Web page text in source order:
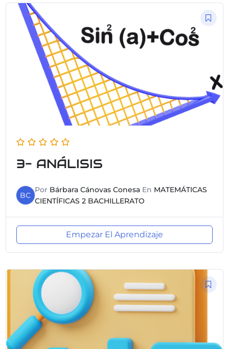
3- ANÁLISIS
BC
Por Bárbara Cánovas ConesaEn MATEMÁTICAS
CIENTÍFICAS 2 BACHILLERATO
Empezar El Aprendizaje